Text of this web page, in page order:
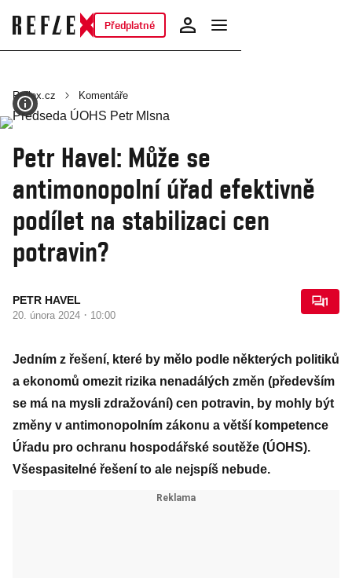
Předplatné
Reflex.cz Komentáře
Petr Havel: Může se
antimonopolní úřad efektivně
podílet na stabilizaci cen
potravin?
PETR HAVEL
20. února 2024 · 10:00
1
Jedním z řešení, které by mělo podle některých politiků
a ekonomů omezit rizika nenadálých změn (především
se má na mysli zdražování) cen potravin, by mohly být
změny v antimonopolním zákonu a větší kompetence
Úřadu pro ochranu hospodářské soutěže (ÚOHS).
Všespasitelné řešení to ale nejspíš nebude.